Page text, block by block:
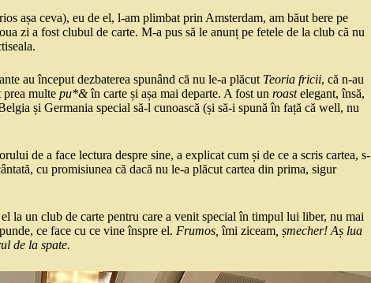
așa ceva), eu de el, l-am plimbat prin Amsterdam, am băut bere pe
zi a fost clubul de carte. M-a pus să le anunț pe fetele de la club că nu
au început dezbaterea spunând că nu le-a plăcut Teoria fricii, că n-au
prea multe pu*&în carte și așa mai departe. A fost un roastelegant, însă,
și Germania special să-l cunoască (și să-i spună în față că well, nu
de a face lectura despre sine, a explicat cum și de ce a scris cartea, s-
cu promisiunea că dacă nu le-a plăcut cartea din prima, sigur
la un club de carte pentru care a venit special în timpul lui liber, nu mai
ce face cu ce vine înspre el. Frumos,îmi ziceam , șmecher! Aș lua
de la spate.